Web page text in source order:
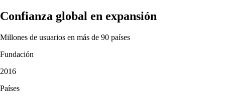
Confianza global en expansión
Millones de usuarios en más de 90 países
Fundación
2016
Países